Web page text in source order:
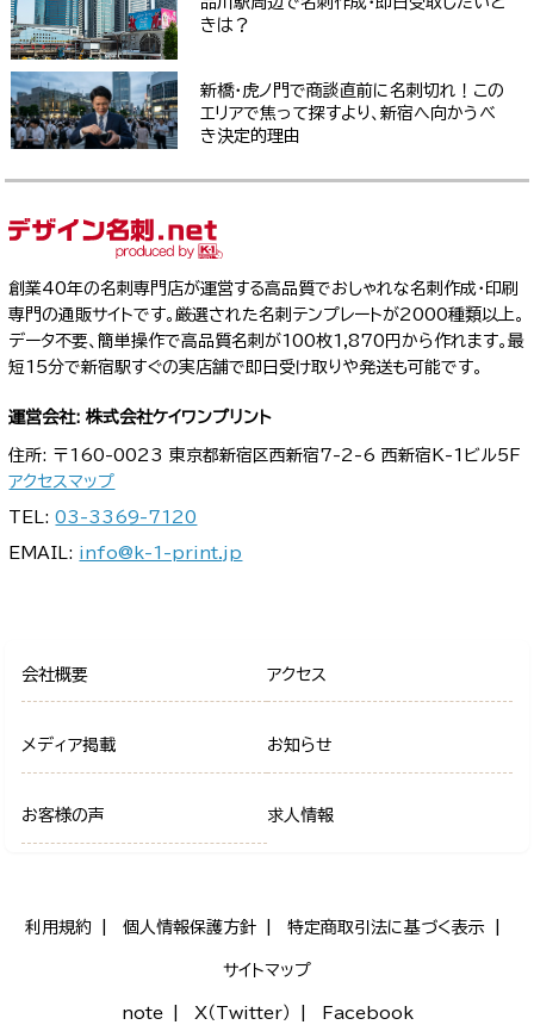
きは？
新橋・虎ノ門で商談直前に名刺切れ！この
エリアで焦って探すより、新宿へ向かうべ
き決定的理由
創業40年の名刺専門店が運営する高品質でおしゃれな名刺作成・印刷
専門の通販サイトです。厳選された名刺テンプレートが2000種類以上。
データ不要、簡単操作で高品質名刺が100枚1,870円から作れます。最
短15分で新宿駅すぐの実店舗で即日受け取りや発送も可能です。
運営会社: 株式会社ケイワンプリント
住所: 〒160-0023 東京都新宿区西新宿7-2-6 西新宿K-1ビル5F
アクセスマップ
TEL:03-3369-7120
EMAIL: info@k-1-print.jp
会社概要 アクセス
メディア掲載 お知らせ
お客様の声 求人情報
利用規約 個人情報保護方針 特定商取引法に基づく表示
サイトマップ
note X（Twitter） Facebook